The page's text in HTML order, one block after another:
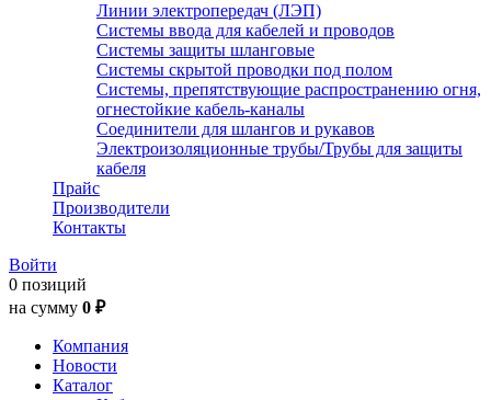
Линии электропередач (ЛЭП)
Системы ввода для кабелей и проводов
Системы защиты шланговые
Системы скрытой проводки под полом
Системы, препятствующие распространению огня,
огнестойкие кабель-каналы
Соединители для шлангов и рукавов
Электроизоляционные трубы/Трубы для защиты
кабеля
Прайс
Производители
Контакты
Войти
0 позиций
на сумму 0 ₽
Компания
Новости
Каталог